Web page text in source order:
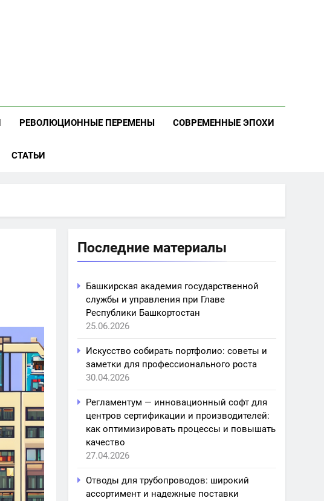
РЕВОЛЮЦИОННЫЕ ПЕРЕМЕНЫ СОВРЕМЕННЫЕ ЭПОХИ
СТАТЬИ
Последние материалы
Башкирская академия государственной
службы и управления при Главе
Республики Башкортостан
25.06.2026
Искусство собирать портфолио: советы и
заметки для профессионального роста
30.04.2026
Регламентум — инновационный софт для
центров сертификации и производителей:
как оптимизировать процессы и повышать
качество
27.04.2026
Отводы для трубопроводов: широкий
ассортимент и надежные поставки